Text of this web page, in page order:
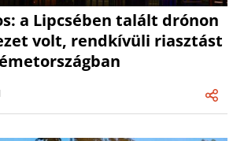
a Lipcsében talált drónon
volt, rendkívüli riasztást